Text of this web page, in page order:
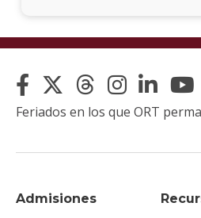
Admisiones
Feriados en los que ORT